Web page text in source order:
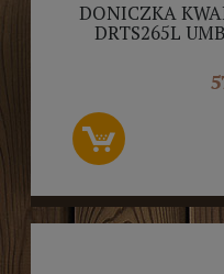
DONICZKA
DRTS265L